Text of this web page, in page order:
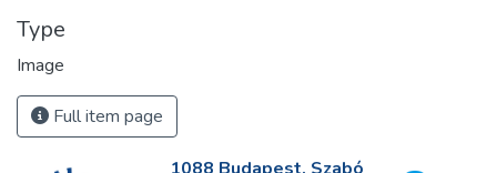
Type
Image
Full item page